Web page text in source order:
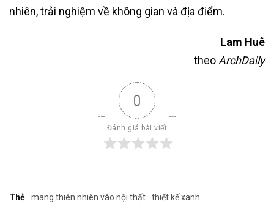
nhiên, trải nghiệm về không gian và địa điểm.
Lam Huê
theo ArchDaily
0
Đánh giá bài viết
Thẻ mang thiên nhiên vào nội thất thiết kế xanh